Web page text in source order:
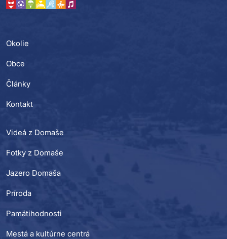
Okolie
Obce
Články
Kontakt
Videá z Domaše
Fotky z Domaše
Jazero Domaša
Príroda
Pamätihodnosti
Mestá a kultúrne centrá